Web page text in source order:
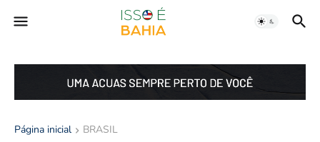
Página inicial BRASIL